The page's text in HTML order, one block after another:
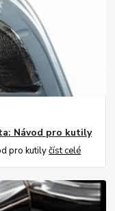
Návod pro kutily
pro kutilyčíst celé